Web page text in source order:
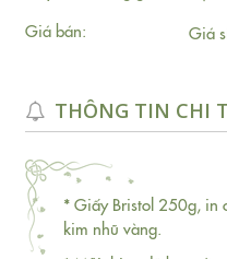
Giá bán:
Giá
THÔNG TIN CHI
* Giấy Bristol 250g, in
kim nhũ vàng.